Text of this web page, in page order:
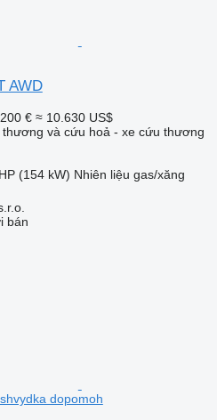
AWD
€ ≈ 10.630 US$
và cứu hoả - xe cứu thương
(154 kW) Nhiên liệu gas/xăng
bán
dopomoh